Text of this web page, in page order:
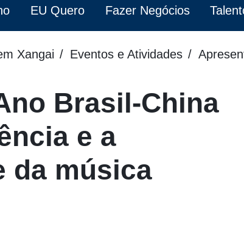
EU Quero Fazer Negócios
Xangai Eventos e Atividades
Brasil-China
e a
da música